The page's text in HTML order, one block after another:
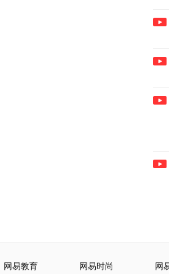
网易教育 网易时尚 网